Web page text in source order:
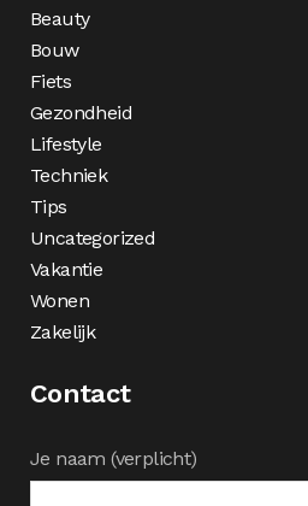
Beauty
Bouw
Fiets
Gezondheid
Lifestyle
Techniek
Tips
Uncategorized
Vakantie
Wonen
Zakelijk
Contact
Je naam (verplicht)